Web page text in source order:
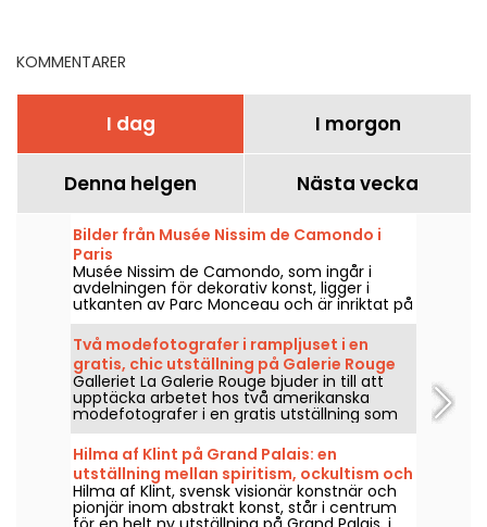
KOMMENTARER
I dag I morgon
Denna helgen Nästa vecka
Bilder från Musée Nissim de Camondo i
Paris
Musée Nissim de Camondo, som ingår i
avdelningen för dekorativ konst, ligger i
utkanten av Parc Monceau och är inriktat på
fransk dekorativ konst från andra hälften av
1600-talet.
Två modefotografer i rampljuset i en
gratis, chic utställning på Galerie Rouge
Galleriet La Galerie Rouge bjuder in till att
upptäcka arbetet hos två amerikanska
modefotografer i en gratis utställning som
visas 29 maj–19 september 2026.
Hilma af Klint på Grand Palais: en
utställning mellan spiritism, ockultism och
abstraktion
Hilma af Klint, svensk visionär konstnär och
pionjär inom abstrakt konst, står i centrum